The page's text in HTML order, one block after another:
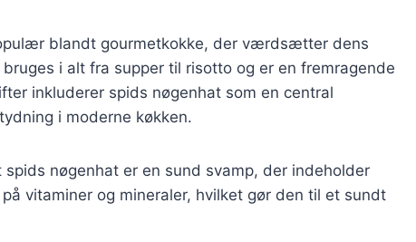
blandt gourmetkokke, der værdsætter dens
i alt fra supper til risotto og er en fremragende
inkluderer spids nøgenhat som en central
i moderne køkken.
nøgenhat er en sund svamp, der indeholder
vitaminer og mineraler, hvilket gør den til et sundt